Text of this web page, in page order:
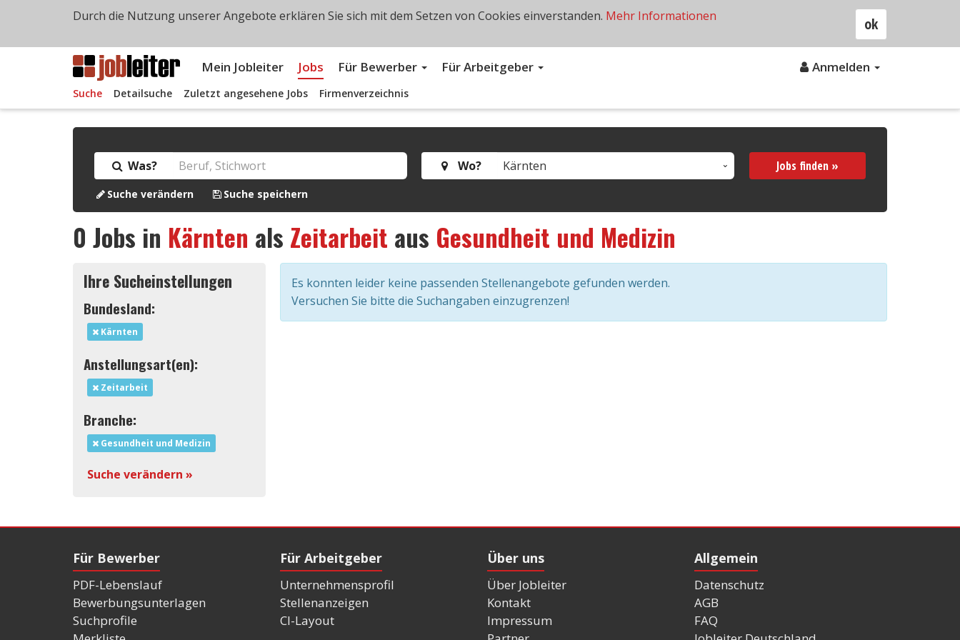
Mein Jobleiter Jobs Für Bewerber Für Arbeitgeber Anmelden
Suche Detailsuche Zuletzt angesehene Jobs Firmenverzeichnis
Was? Wo? Jobs finden »
Suche verändern Suche speichern
0 Jobs in Kärnten als Zeitarbeit aus Gesundheit und Medizin
Ihre Sucheinstellungen
Bundesland:
Kärnten
Anstellungsart(en):
Zeitarbeit
Branche:
Gesundheit und Medizin
Suche verändern »
Es konnten leider keine passenden Stellenangebote gefunden werden.
Versuchen Sie bitte die Suchangaben einzugrenzen!
Für Bewerber
PDF-Lebenslauf
Bewerbungsunterlagen
Suchprofile
Für Arbeitgeber
Unternehmensprofil
Stellenanzeigen
CI-Layout
Über uns
Über Jobleiter
Kontakt
Impressum
Allgemein
Datenschutz
AGB
FAQ
ok
Durch die Nutzung unserer Angebote erklären Sie sich mit dem Setzen von Cookies einverstanden. Mehr Informationen